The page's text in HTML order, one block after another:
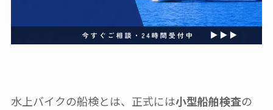
水上バイクの船検とは、正式には小型船舶検査の